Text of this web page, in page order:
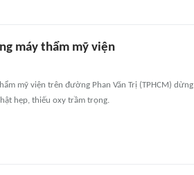
máy thẩm mỹ viện
mỹ viện trên đường Phan Văn Trị (TPHCM) dừng
hẹp, thiếu oxy trầm trọng.